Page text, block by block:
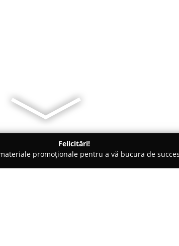
Felicitări!
promoționale pentru a vă bucura de